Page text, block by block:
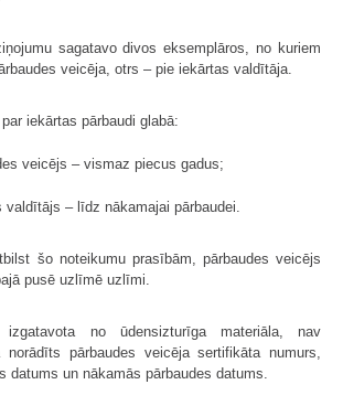
sagatavo divos eksemplāros, no kuriem
veicēja, otrs – pie iekārtas valdītāja.
iekārtas pārbaudi glabā:
veicējs – vismaz piecus gadus;
valdītājs – līdz nākamajai pārbaudei.
šo noteikumu prasībām, pārbaudes veicējs
pusē uzlīmē uzlīmi.
no ūdensizturīga materiāla, nav
pārbaudes veicēja sertifikāta numurs,
datums un nākamās pārbaudes datums.